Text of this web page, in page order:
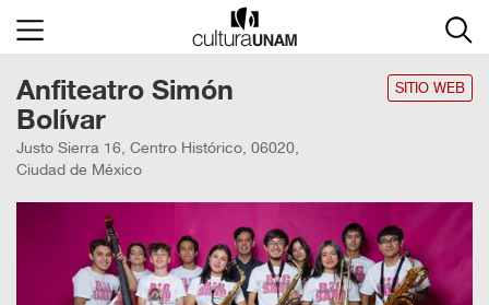
CulturaUNAM
ACTIVIDADES
CULTURALES
CONVOCATORIAS
SALA
Anfiteatro Simón
Bolívar
Justo Sierra 16, Centro Histórico, 06020,
Ciudad de México
SITIO WEB
×